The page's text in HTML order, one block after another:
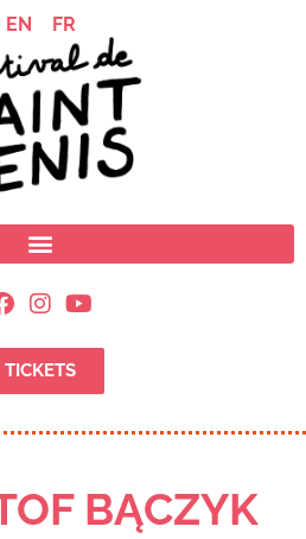
EN FR
TICKETS
BĄCZYK